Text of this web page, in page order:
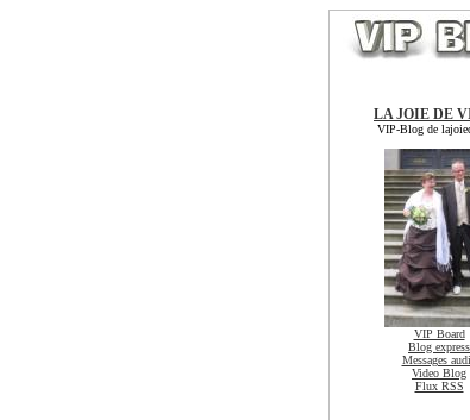
LA JOIE DE
VIP-Blog de
VIP Board
Blog express
Messages
Video Blog
Flux RSS